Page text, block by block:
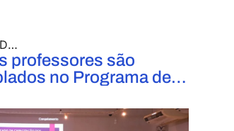
professores são
no Programa de
– Edição 2021